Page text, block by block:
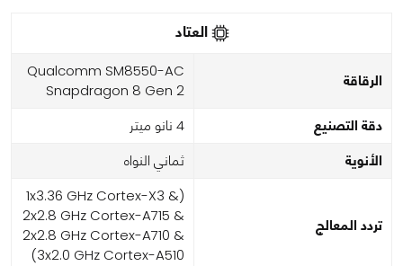
العتاد
الرقاقة
Qualcomm SM8550-AC
Snapdragon 8 Gen 2
دقة التصنيع 4 نانو ميتر
الأنوية ثماني النواه
تردد المعالج
(1x3.36 GHz Cortex-X3 &
2x2.8 GHz Cortex-A715 &
2x2.8 GHz Cortex-A710 &
3x2.0 GHz Cortex-A510)